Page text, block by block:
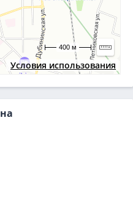
Условия использования
400 м